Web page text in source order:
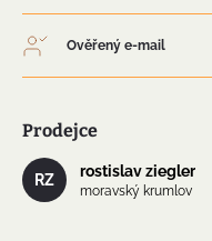
Ověřený e-mail
Prodejce
RZ rostislav ziegler
moravský krumlov